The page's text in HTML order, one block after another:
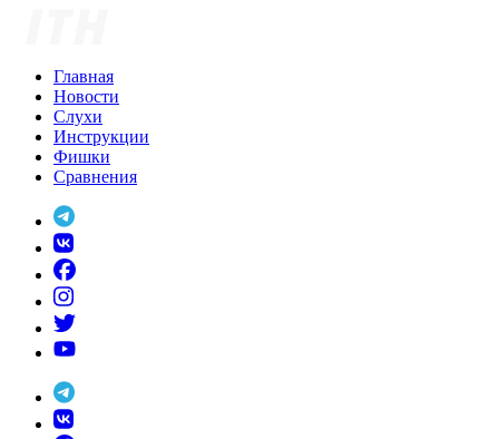
Главная
Новости
Слухи
Инструкции
Фишки
Сравнения